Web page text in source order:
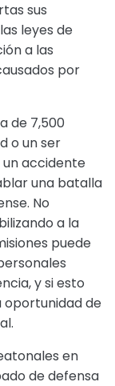
sus
leyes de
a las
por
de 7,500
o un ser
un accidente
una batalla
No
a la
puede
y si esto
oportunidad de
en
de defensa